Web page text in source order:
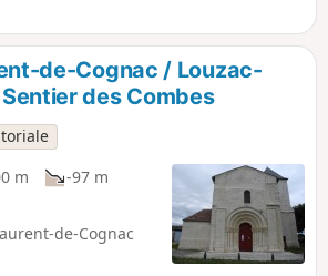
de-Cognac et Louzac-Saint-
de-Cognac / Louzac-
des Combes
m
-97 m
de-Cognac